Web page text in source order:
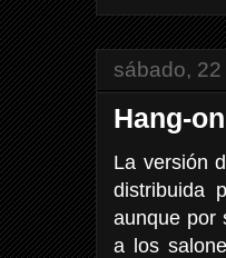
sábado,
Hang-
La versión
distribuida
aunque por
a los